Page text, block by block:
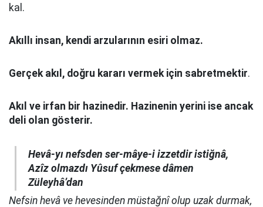
kal.
Akıllı insan, kendi arzularının esiri olmaz.
Gerçek akıl, doğru kararı vermek için sabretmektir.
Akıl ve irfan bir hazinedir. Hazinenin yerini ise ancak
deli olan gösterir.
Hevâ-yı nefsden ser-mâye-i izzetdir istiğnâ,
Azîz olmazdı Yûsuf çekmese dâmen
Züleyhâ’dan
Nefsin hevâ ve hevesinden müstağnî olup uzak durmak,